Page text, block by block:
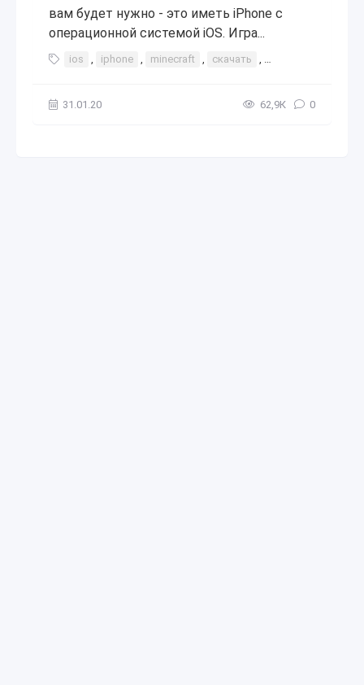
вам будет нужно - это иметь iPhone с
операционной системой iOS. Игра...
ios , iphone , minecraft , скачать , установить
31.01.20 62,9К 0